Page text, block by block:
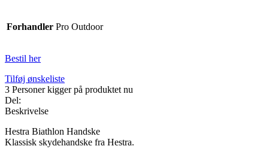
Forhandler Pro Outdoor
Bestil her
Tilføj ønskeliste
3 Personer kigger på produktet nu
Del:
Beskrivelse
Hestra Biathlon Handske
Klassisk skydehandske fra Hestra.